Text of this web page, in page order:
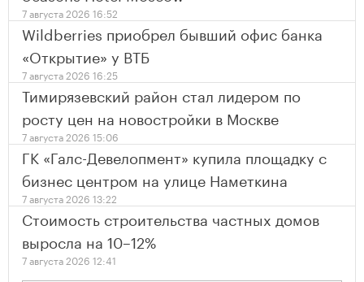
7 августа 2026 16:52
Wildberries приобрел бывший офис банка
«Открытие» у ВТБ
7 августа 2026 16:25
Тимирязевский район стал лидером по
росту цен на новостройки в Москве
7 августа 2026 15:06
ГК «Галс-Девелопмент» купила площадку с
бизнес центром на улице Наметкина
7 августа 2026 13:22
Стоимость строительства частных домов
выросла на 10–12%
7 августа 2026 12:41